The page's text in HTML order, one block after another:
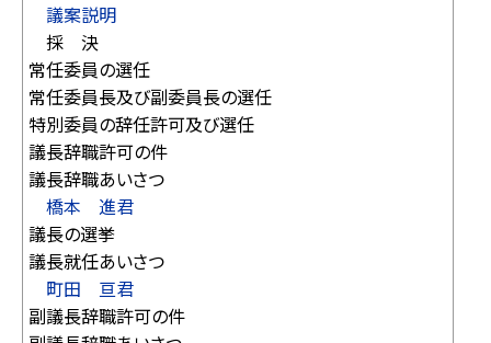
議案説明
採 決
常任委員の選任
常任委員長及び副委員長の選任
特別委員の辞任許可及び選任
議長辞職許可の件
議長辞職あいさつ
橋本 進君
議長の選挙
議長就任あいさつ
町田 亘君
副議長辞職許可の件